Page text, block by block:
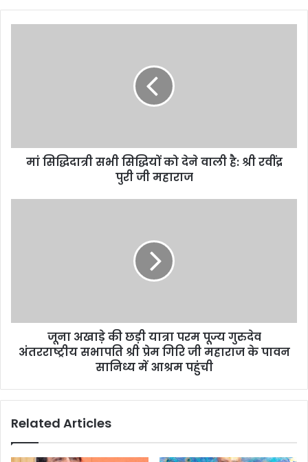
d
मां सिद्धिदात्री सभी सिद्धियों को देने वाली है: श्री रवींद्र
पुरी जी महाराज
जूना अखाड़े की छड़ी यात्रा परम पूज्य गुरुदेव
अंतरराष्ट्रीय सभापति श्री प्रेम गिरि जी महाराज के पावन
सानिध्य में आश्रम पहुंची
Related Articles